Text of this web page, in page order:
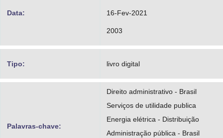
Data: 16-Fev-2021
2003
Tipo: livro digital
Palavras-chave:
Direito administrativo - Brasil
Serviços de utilidade publica
Energia elétrica - Distribuição
Administração pública - Brasil